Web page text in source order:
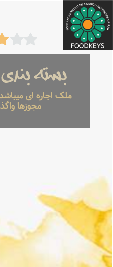
بسته بندی
ملک اجاره ای
مجوزها